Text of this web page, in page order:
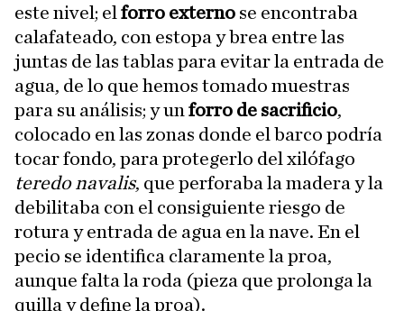
este nivel; el forro externo se encontraba
calafateado, con estopa y brea entre las
juntas de las tablas para evitar la entrada de
agua, de lo que hemos tomado muestras
para su análisis; y un forro de sacrificio,
colocado en las zonas donde el barco podría
tocar fondo, para protegerlo del xilófago
teredo navalis, que perforaba la madera y la
debilitaba con el consiguiente riesgo de
rotura y entrada de agua en la nave. En el
pecio se identifica claramente la proa,
aunque falta la roda (pieza que prolonga la
quilla y define la proa).